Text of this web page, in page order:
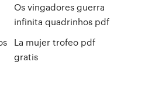
Os vingadores guerra
infinita quadrinhos pdf
La mujer trofeo pdf
gratis